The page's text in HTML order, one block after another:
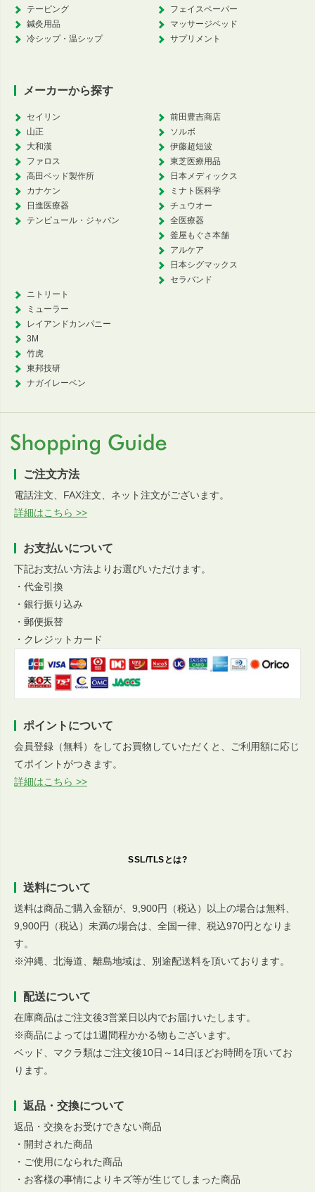
テーピング
鍼灸用品
冷シップ・温シップ
フェイスペーパー
マッサージベッド
サプリメント
メーカーから探す
セイリン
山正
大和漢
ファロス
高田ベッド製作所
カナケン
日進医療器
テンピュール・ジャパン
前田豊吉商店
ソルボ
伊藤超短波
東芝医療用品
日本メディックス
ミナト医科学
チュウオー
全医療器
釜屋もぐさ本舗
アルケア
日本シグマックス
セラバンド
ニトリート
ミューラー
レイアンドカンパニー
3M
竹虎
東邦技研
ナガイレーベン
ご注文方法
電話注文、FAX注文、ネット注文がございます。
詳細はこちら >>
お支払いについて
下記お支払い方法よりお選びいただけます。
・代金引換
・銀行振り込み
・郵便振替
・クレジットカード
ポイントについて
会員登録（無料）をしてお買物していただくと、ご利用額に応じ
てポイントがつきます。
詳細はこちら >>
SSL/TLSとは?
送料について
送料は商品ご購入金額が、9,900円（税込）以上の場合は無料、
9,900円（税込）未満の場合は、全国一律、税込970円となりま
す。
※沖縄、北海道、離島地域は、別途配送料を頂いております。
配送について
在庫商品はご注文後3営業日以内でお届けいたします。
※商品によっては1週間程かかる物もございます。
ベッド、マクラ類はご注文後10日～14日ほどお時間を頂いてお
ります。
返品・交換について
返品・交換をお受けできない商品
・開封された商品
・ご使用になられた商品
・お客様の事情によりキズ等が生じてしまった商品